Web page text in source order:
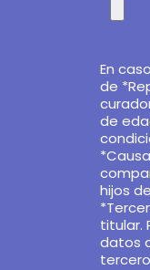
En
de
de
hijos
titular.
datos